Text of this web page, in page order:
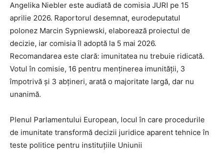
Angelika Niebler este audiată de comisia JURI pe 15
aprilie 2026. Raportorul desemnat, eurodeputatul
polonez Marcin Sypniewski, elaborează proiectul de
decizie, iar comisia îl adoptă la 5 mai 2026.
Recomandarea este clară: imunitatea nu trebuie ridicată.
Votul în comisie, 16 pentru menținerea imunității, 3
împotrivă și 3 abțineri, arată o majoritate largă, dar nu
unanimă.
Plenul Parlamentului European, locul în care procedurile
de imunitate transformă decizii juridice aparent tehnice în
teste politice pentru instituțiile Uniunii